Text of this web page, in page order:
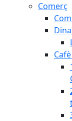
Comerç